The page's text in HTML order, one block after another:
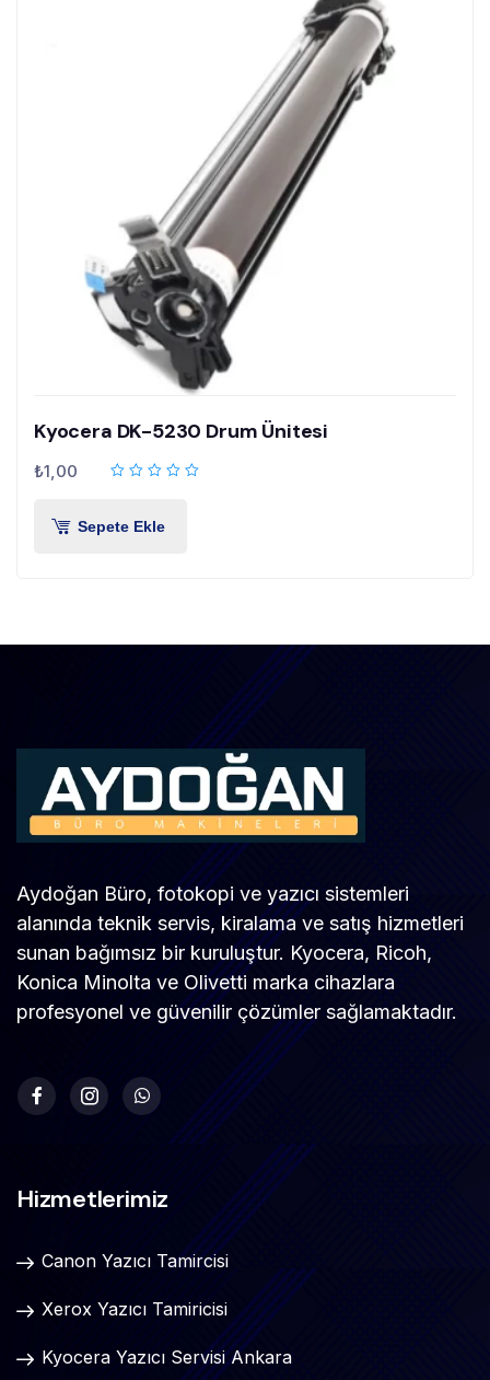
Kyocera DK-5230 Drum Ünitesi
₺1,00
Sepete Ekle
Aydoğan Büro, fotokopi ve yazıcı sistemleri
alanında teknik servis, kiralama ve satış hizmetleri
sunan bağımsız bir kuruluştur. Kyocera, Ricoh,
Konica Minolta ve Olivetti marka cihazlara
profesyonel ve güvenilir çözümler sağlamaktadır.
Hizmetlerimiz
Canon Yazıcı Tamircisi
Xerox Yazıcı Tamiricisi
Kyocera Yazıcı Servisi Ankara